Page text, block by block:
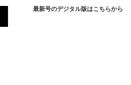
最新号のデジタル版はこちらから